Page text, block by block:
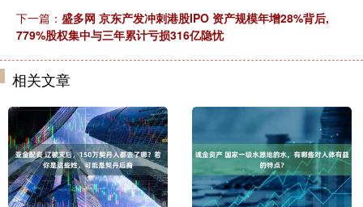
下一篇： 盛多网 京东产发冲刺港股IPO 资产规模年增28%背后,
779%股权集中与三年累计亏损316亿隐忧
相关文章